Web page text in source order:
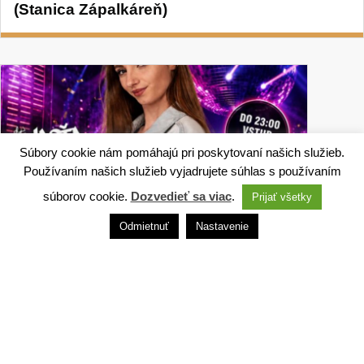
(Stanica Zápalkáreň)
Súbory cookie nám pomáhajú pri poskytovaní našich služieb.
Používaním našich služieb vyjadrujete súhlas s používaním
súborov cookie. Dozvedieť sa viac. Prijať všetky
Odmietnuť Nastavenie